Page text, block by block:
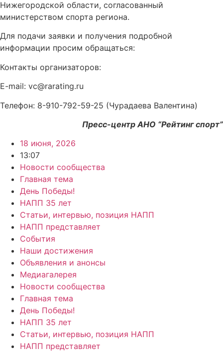
Нижегородской области, согласованный
министерством спорта региона.
Для подачи заявки и получения подробной
информации просим обращаться:
Контакты организаторов:
E-mail: vc@rarating.ru
Телефон: 8-910-792-59-25 (Чурадаева Валентина)
Пресс-центр АНО “Рейтинг спорт”
18 июня, 2026
13:07
Новости сообщества
Главная тема
День Победы!
НАПП 35 лет
Статьи, интервью, позиция НАПП
НАПП представляет
События
Наши достижения
Объявления и анонсы
Медиагалерея
Новости сообщества
Главная тема
День Победы!
НАПП 35 лет
Статьи, интервью, позиция НАПП
НАПП представляет